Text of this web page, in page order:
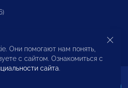
предпринимателей и
Они помогают нам понять,
с сайтом. Ознакомиться с
сайта.